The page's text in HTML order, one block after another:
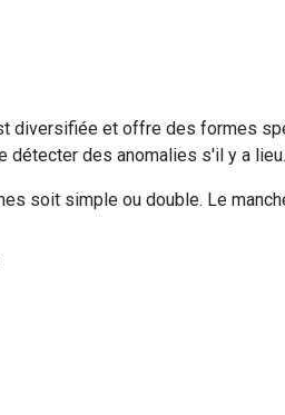
diversifiée et offre des formes
détecter des anomalies s'il y a
soit simple ou double. Le